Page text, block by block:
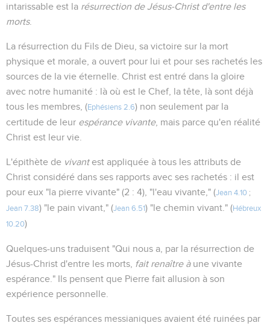
intarissable est la résurrection de Jésus-Christ d'entre les
morts.
La résurrection du Fils de Dieu, sa victoire sur la mort
physique et morale, a ouvert pour lui et pour ses rachetés les
sources de la vie éternelle. Christ est entré dans la gloire
avec notre humanité : là où est le Chef, la tête, là sont déjà
tous les membres, (Ephésiens 2.6) non seulement par la
certitude de leur espérance vivante, mais parce qu'en réalité
Christ est leur vie.
L'épithète de vivantest appliquée à tous les attributs de
Christ considéré dans ses rapports avec ses rachetés : il est
pour eux "la pierre vivante" (2 : 4), "l'eau vivante," (Jean 4.10 ;
Jean 7.38) "le pain vivant," (Jean 6.51) "le chemin vivant." (Hébreux
10.20)
Quelques-uns traduisent "Qui nous a, par la résurrection de
Jésus-Christ d'entre les morts,
fait renaître àune vivante
espérance." Ils pensent que Pierre fait allusion à son
expérience personnelle.
Toutes ses espérances messianiques avaient été ruinées par